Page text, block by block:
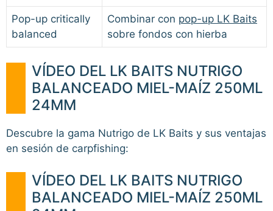
Pop-up critically
balanced
Combinar con pop-up LK Baits
sobre fondos con hierba
VÍDEO DEL LK BAITS NUTRIGO
BALANCEADO MIEL-MAÍZ 250ML
24MM
Descubre la gama Nutrigo de LK Baits y sus ventajas
en sesión de carpfishing:
VÍDEO DEL LK BAITS NUTRIGO
BALANCEADO MIEL-MAÍZ 250ML